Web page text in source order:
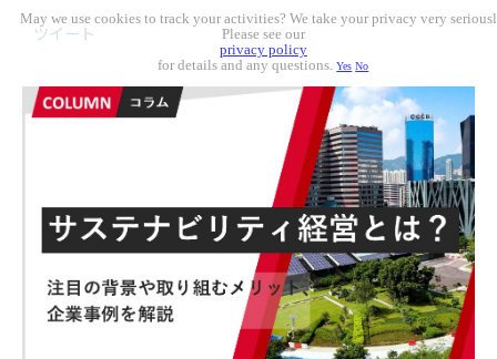
ツイート
May we use cookies to track your activities? We take your privacy very
Please see our
privacy policy
for details and any questions.Yes No